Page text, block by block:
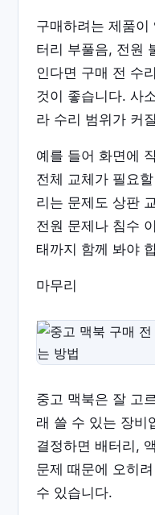
구매하려는 제품이
터리 부풀음, 전원
인다면 구매 전 수
것이 좋습니다. 사
라 수리 범위가 커
예를 들어 화면에
전체 교체가 필요
리는 문제도 상판
전원 문제나 침수
태까지 함께 봐야
마무리
중고 맥북은 잘 고
래 쓸 수 있는 장비
결정하면 배터리,
문제 때문에 오히
수 있습니다.